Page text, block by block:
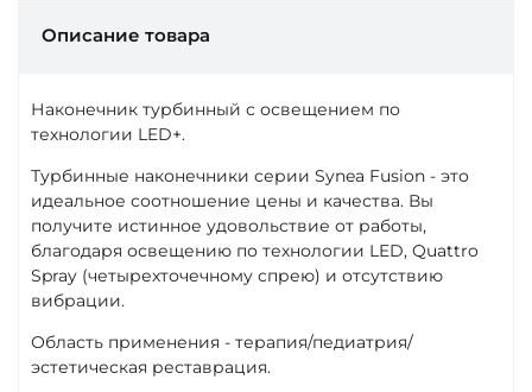
Описание товара
Наконечник турбинный с освещением по
технологии LED+.
Турбинные наконечники серии Synea Fusion - это
идеальное соотношение цены и качества. Вы
получите истинное удовольствие от работы,
благодаря освещению по технологии LED, Quattro
Spray (четырехточечному спрею) и отсутствию
вибрации.
Область применения - терапия/педиатрия/
эстетическая реставрация.